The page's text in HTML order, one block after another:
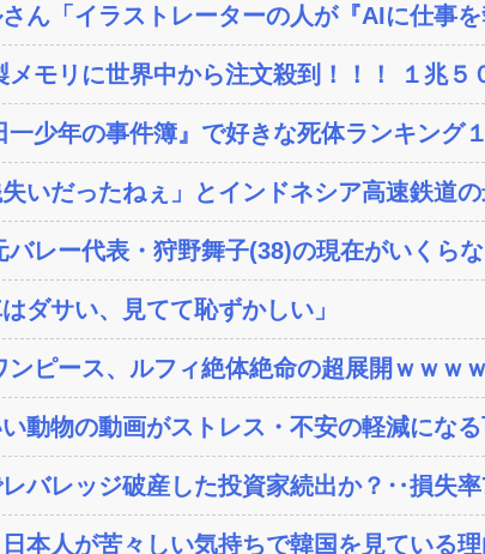
ん「イラストレーターの人が『AIに仕事
メモリに世界中から注文殺到！！！ １兆５
一少年の事件簿』で好きな死体ランキング
失いだったねぇ」とインドネシア高速鉄道
バレー代表・狩野舞子(38)の現在がいくら
ダサい、見てて恥ずかしい」
ンピース、ルフィ絶体絶命の超展開ｗｗｗ
い動物の動画がストレス・不安の軽減にな
バレッジ破産した投資家続出か？‥損失率
本人が苦々しい気持ちで韓国を見ている